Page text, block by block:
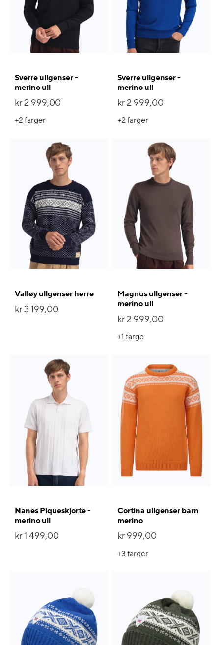
Sverre ullgenser -
merino ull
kr 2 999,00
+2farger
Sverre ullgenser -
merino ull
kr 2 999,00
+2farger
Valløy ullgenser herre
kr 3 199,00
Magnus ullgenser -
merino ull
kr 2 999,00
+1 farge
Nanes Piqueskjorte -
merino ull
kr 1 499,00
Cortina ullgenser barn
merino
kr 999,00
+3farger